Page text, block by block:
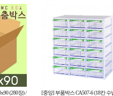
(280장) /
[중앙] 부품박스 CA507-6 (18칸 수